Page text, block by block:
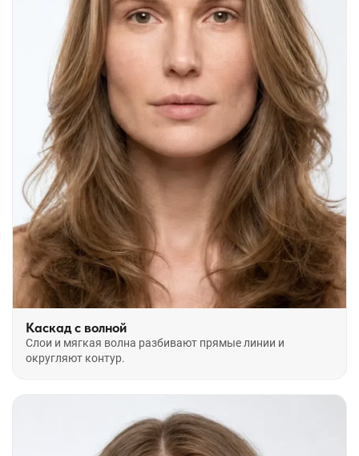
Каскад с волной
Слои и мягкая волна разбивают прямые линии и
округляют контур.